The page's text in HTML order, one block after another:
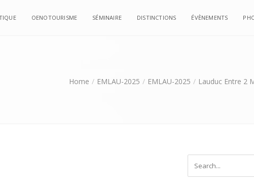
OENOTOURISME SÉMINAIRE DISTINCTIONS ÉVÈNEMENTS
Home EMLAU-2025 EMLAU-2025 Lauduc Entre 2